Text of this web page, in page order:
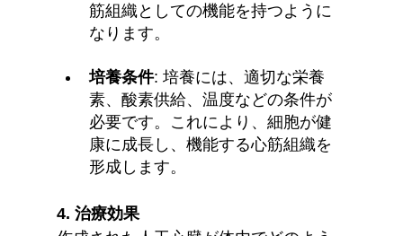
筋組織としての機能を持つように
なります。
培養条件: 培養には、適切な栄養
素、酸素供給、温度などの条件が
必要です。これにより、細胞が健
康に成長し、機能する心筋組織を
形成します。
4. 治療効果